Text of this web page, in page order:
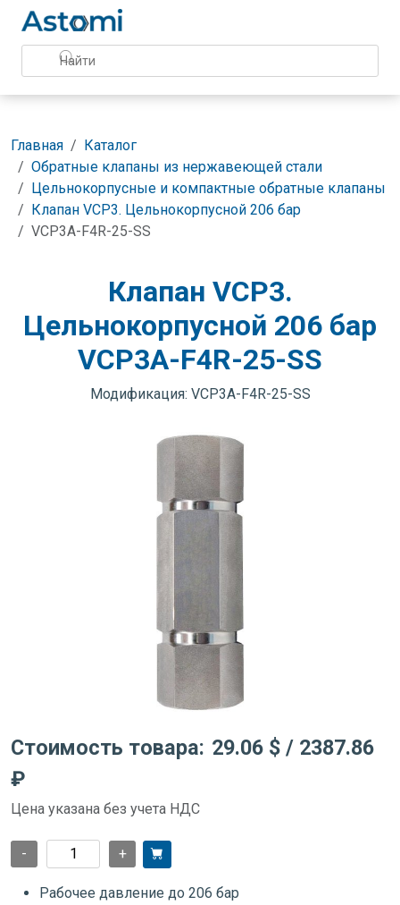
Главная
Каталог
Обратные клапаны из нержавеющей стали
Цельнокорпусные и компактные обратные клапаны
Клапан VCP3. Цельнокорпусной 206 бар
VCP3A-F4R-25-SS
Клапан VCP3.
Цельнокорпусной 206 бар
VCP3A-F4R-25-SS
Модификация: VCP3A-F4R-25-SS
Стоимость товара: 29.06 $ / 2387.86
₽
Цена указана без учета НДС
- +
Рабочее давление до 206 бар